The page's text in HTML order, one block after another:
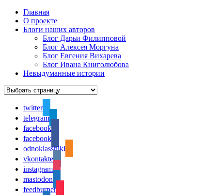
Главная
О проекте
Блоги наших авторов
Блог Дарьи Филипповой
Блог Алексея Моргуна
Блог Евгения Вихарева
Блог Ивана Книголюбова
Невыдуманные истории
twitter
telegram
facebook
facebook
odnoklassniki
vkontakte
instagram
mastodon
feedburner